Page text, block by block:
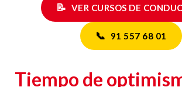
📝 VER CURSOS DE
📞 91 557 68 01
Tiempo de